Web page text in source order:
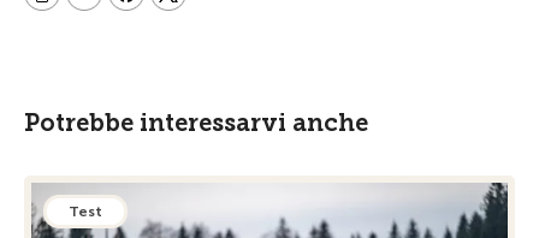
Potrebbe interessarvi anche
Test